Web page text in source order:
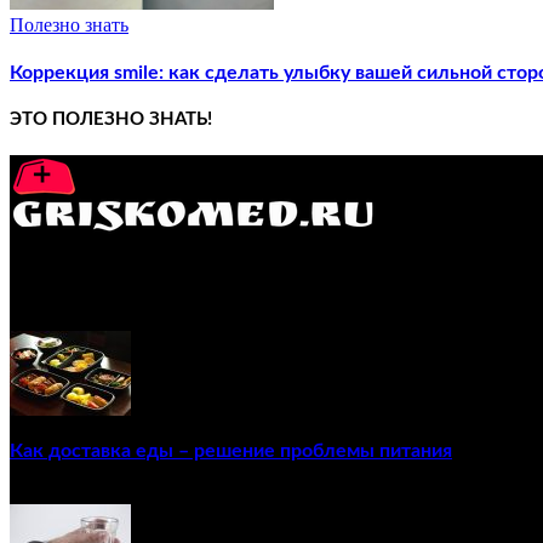
Полезно знать
Коррекция smile: как сделать улыбку вашей сильной
ЭТО ПОЛЕЗНО ЗНАТЬ!
Как доставка еды – решение проблемы питания